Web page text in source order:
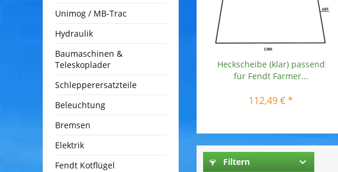
Unimog / MB-Trac
Hydraulik
Baumaschinen &
Teleskoplader
Schlepperersatzteile
Beleuchtung
Bremsen
Elektrik
Fendt Kotflügel
Heckscheibe (klar) passend
für Fendt Farmer...
112,49 € *
Filtern